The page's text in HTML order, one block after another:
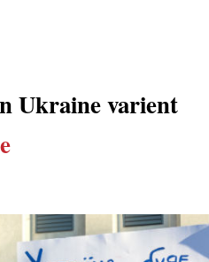
Ukraine varient